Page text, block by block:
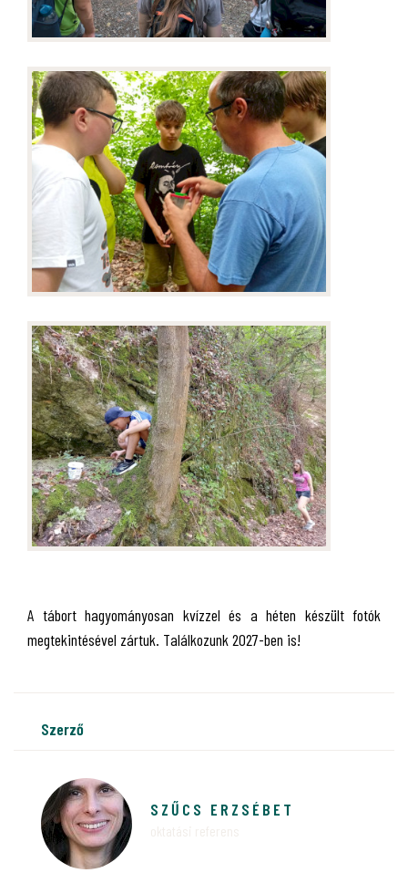
A tábort hagyományosan kvízzel és a héten készült fotók
megtekintésével zártuk. Találkozunk 2027-ben is!
szerző
SZŰCS ERZSÉBET